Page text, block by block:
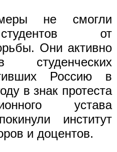
не смогли
от
Они активно
студенческих
Россию в
в знак протеста
устава
институт
и доцентов.